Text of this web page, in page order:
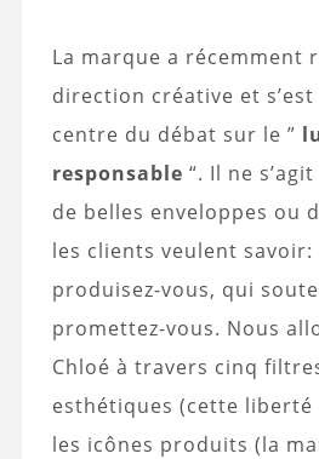
La marque a récemment
direction créative et
centre du débat sur le ”
responsable “. Il ne
de belles enveloppes ou
les clients veulent
produisez-vous, qui
promettez-vous. Nous
Chloé à travers cinq
esthétiques (cette liberté
les icônes produits (la